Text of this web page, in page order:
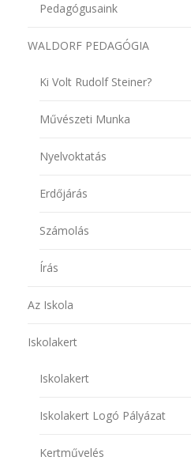
Pedagógusaink
WALDORF PEDAGÓGIA
Ki Volt Rudolf Steiner?
Művészeti Munka
Nyelvoktatás
Erdőjárás
Számolás
Írás
Az Iskola
Iskolakert
Iskolakert
Iskolakert Logó Pályázat
Kertművelés